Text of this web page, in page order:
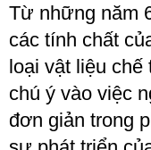
Từ những năm
các tính chất
loại vật liệu chế
chú ý vào việc
đơn giản trong